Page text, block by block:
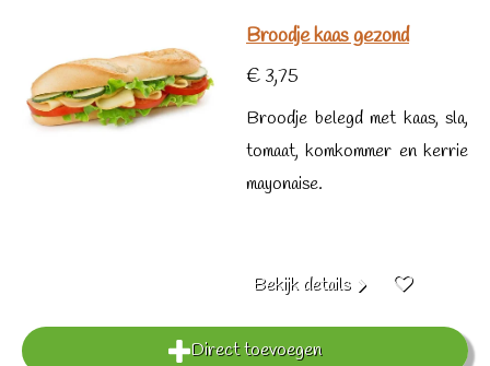
Broodje kaas gezond
€ 3,75
Broodje belegd met kaas, sla,
tomaat, komkommer en kerrie
mayonaise.
Bekijk details
Direct toevoegen